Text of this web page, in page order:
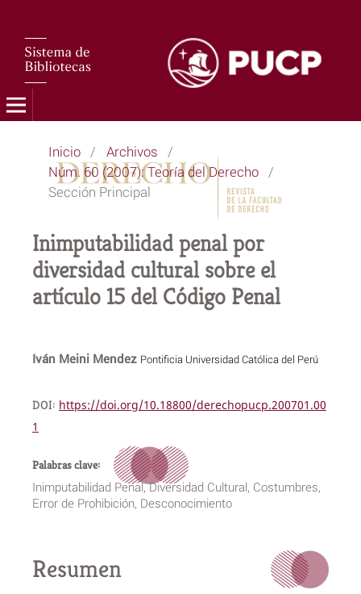
Inicio / Archivos /
Núm. 60 (2007): Teoría del Derecho /
Sección Principal
Inimputabilidad penal por
diversidad cultural sobre el
artículo 15 del Código Penal
Iván Meini Mendez Pontificia Universidad Católica del Perú
DOI: https://doi.org/10.18800/derechopucp.200701.00
1
Palabras clave:
Inimputabilidad Penal, Diversidad Cultural, Costumbres,
Error de Prohibición, Desconocimiento
Resumen